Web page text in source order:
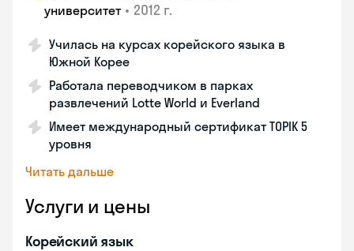
университет • 2012 г.
Училась на курсах корейского языка в
Южной Корее
Работала переводчиком в парках
развлечений Lotte World и Everland
Имеет международный сертификат TOPIK 5
уровня
Читать дальше
Услуги и цены
Корейский язык